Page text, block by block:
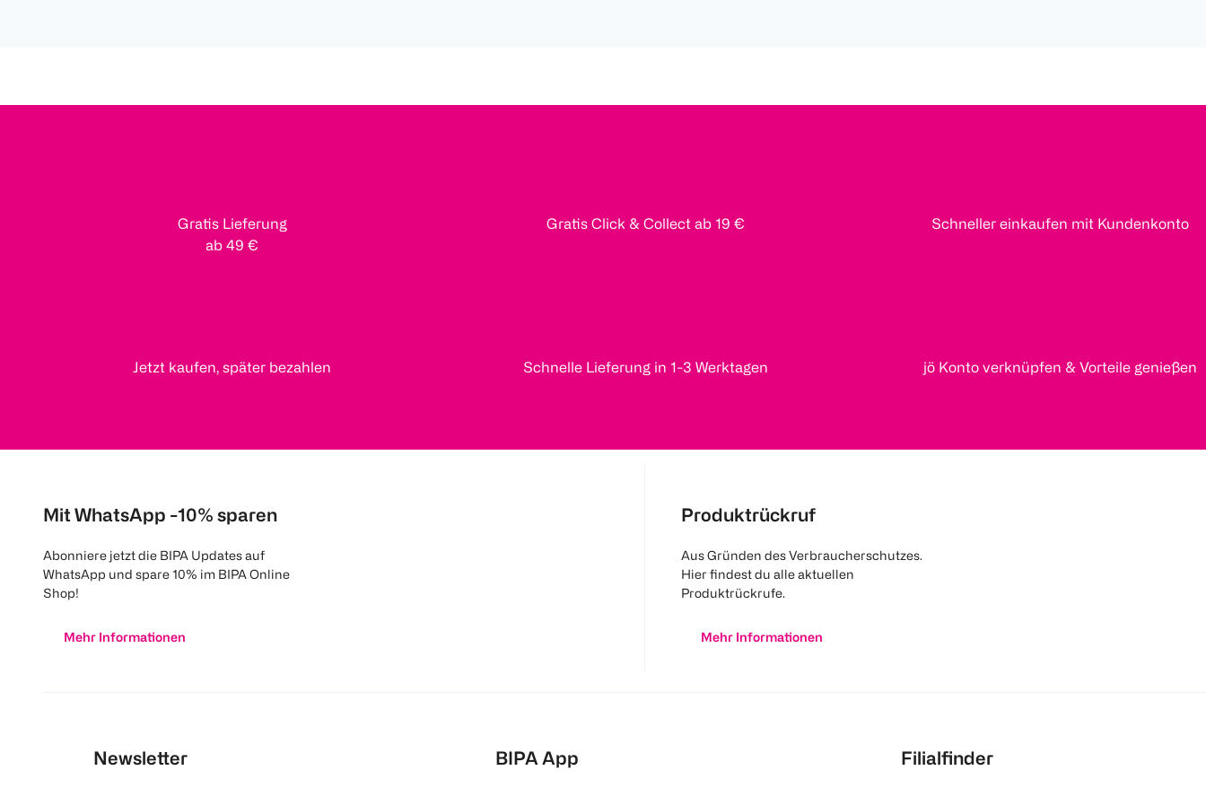
Gratis Lieferung
ab 49 €
Gratis Click & Collect ab 19 € Schneller einkaufen mit Kundenkonto
Jetzt kaufen, später bezahlen Schnelle Lieferung in 1-3 Werktagen jö Konto verknüpfen & Vorteile genießen
Mit WhatsApp -10% sparen
Abonniere jetzt die BIPA Updates auf
WhatsApp und spare 10% im BIPA Online
Shop!
Mehr Informationen
Produktrückruf
Aus Gründen des Verbraucherschutzes.
Hier findest du alle aktuellen
Produktrückrufe.
Mehr Informationen
Newsletter BIPA App Filialfinder